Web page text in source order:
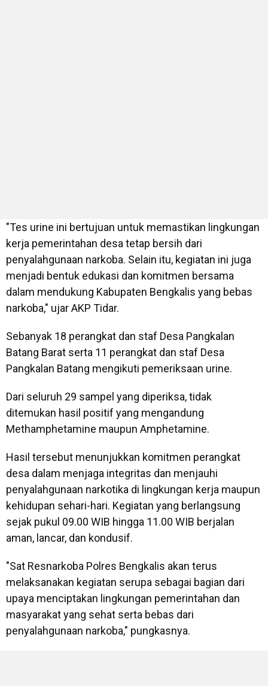
"Tes urine ini bertujuan untuk memastikan lingkungan
kerja pemerintahan desa tetap bersih dari
penyalahgunaan narkoba. Selain itu, kegiatan ini juga
menjadi bentuk edukasi dan komitmen bersama
dalam mendukung Kabupaten Bengkalis yang bebas
narkoba," ujar AKP Tidar.
Sebanyak 18 perangkat dan staf Desa Pangkalan
Batang Barat serta 11 perangkat dan staf Desa
Pangkalan Batang mengikuti pemeriksaan urine.
Dari seluruh 29 sampel yang diperiksa, tidak
ditemukan hasil positif yang mengandung
Methamphetamine maupun Amphetamine.
Hasil tersebut menunjukkan komitmen perangkat
desa dalam menjaga integritas dan menjauhi
penyalahgunaan narkotika di lingkungan kerja maupun
kehidupan sehari-hari. Kegiatan yang berlangsung
sejak pukul 09.00 WIB hingga 11.00 WIB berjalan
aman, lancar, dan kondusif.
"Sat Resnarkoba Polres Bengkalis akan terus
melaksanakan kegiatan serupa sebagai bagian dari
upaya menciptakan lingkungan pemerintahan dan
masyarakat yang sehat serta bebas dari
penyalahgunaan narkoba," pungkasnya.